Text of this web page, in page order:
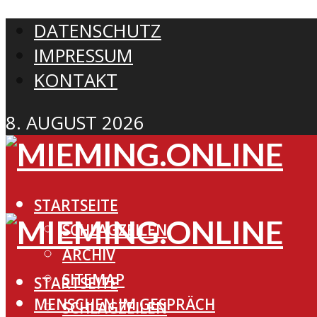
DATENSCHUTZ
IMPRESSUM
KONTAKT
8. AUGUST 2026
STARTSEITE
SCHLAGZEILEN
ARCHIV
SITEMAP
MENSCHEN IM GESPRÄCH
STARTSEITE
SCHLAGZEILEN